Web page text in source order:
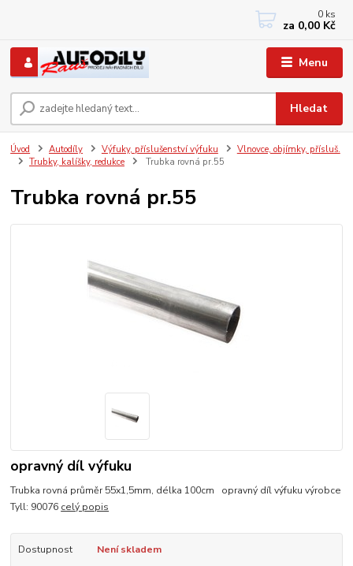
Menu
Hledat
+420 733767377
PO-PÁ: 8 - 12, 13 - 17
0 ks
za 0,00 Kč
Úvod Autodíly Výfuky, příslušenství výfuku
Vlnovce, objímky, přísluš.
Trubky, kalíšky, redukce
Trubka rovná pr.55
Trubka rovná pr.55
opravný díl výfuku
Trubka rovná průměr 55x1,5mm, délka 100cm opravný díl výfuku výrobce
Tyll: 90076 celý popis
Dostupnost Není skladem